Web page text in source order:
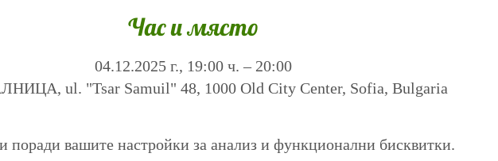
Час и място
04.12.2025 г., 19:00 ч. – 20:00
ul. "Tsar Samuil" 48, 1000 Old City Center, Sofia, Bulgaria
поради вашите настройки за анализ и функционални бисквитки.